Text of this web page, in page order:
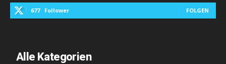
677 Follower FOLGEN
Alle Kategorien